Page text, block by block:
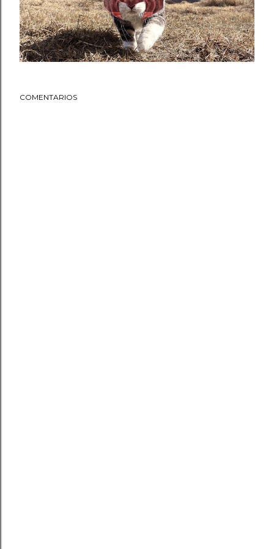
COMENTARIOS